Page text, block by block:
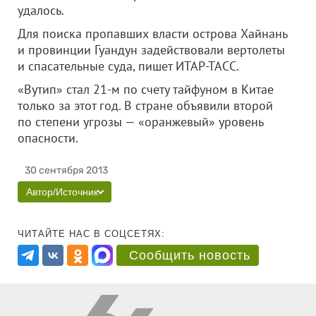
удалось.
Для поиска пропавших власти острова Хайнань
и провинции Гуандун задействовали вертолеты
и спасательные суда, пишет ИТАР-ТАСС.
«Вутип» стал 21-м по счету тайфуном в Китае
только за этот год. В стране объявили второй
по степени угрозы — «оранжевый» уровень
опасности.
30 сентября 2013
Автор/Источник
ЧИТАЙТЕ НАС В СОЦСЕТЯХ:
Сообщить новость